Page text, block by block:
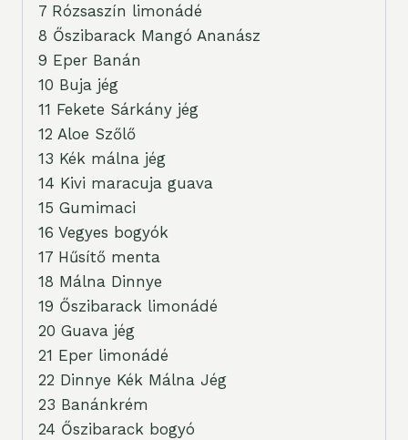
7 Rózsaszín limonádé
8 Őszibarack Mangó Ananász
9 Eper Banán
10 Buja jég
11 Fekete Sárkány jég
12 Aloe Szőlő
13 Kék málna jég
14 Kivi maracuja guava
15 Gumimaci
16 Vegyes bogyók
17 Hűsítő menta
18 Málna Dinnye
19 Őszibarack limonádé
20 Guava jég
21 Eper limonádé
22 Dinnye Kék Málna Jég
23 Banánkrém
24 Őszibarack bogyó